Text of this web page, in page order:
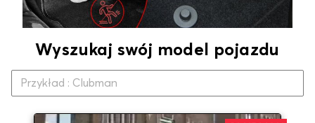
Wyszukaj swój model pojazdu